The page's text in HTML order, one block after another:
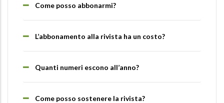
Come posso abbonarmi?
L’abbonamento alla rivista ha un costo?
Quanti numeri escono all’anno?
Come posso sostenere la rivista?